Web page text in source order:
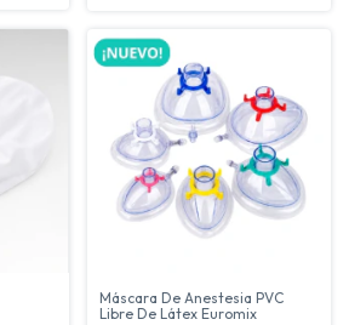
Máscara De Anestesia PVC
Libre De Látex Euromix